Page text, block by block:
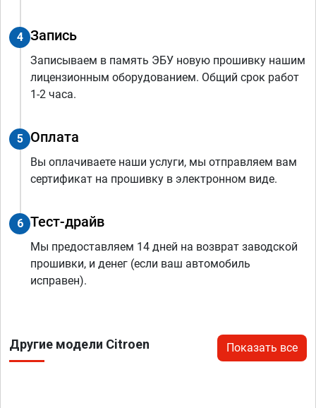
4 Запись
Записываем в память ЭБУ новую прошивку нашим
лицензионным оборудованием. Общий срок работ
1-2 часа.
5 Оплата
Вы оплачиваете наши услуги, мы отправляем вам
сертификат на прошивку в электронном виде.
6 Тест-драйв
Мы предоставляем 14 дней на возврат заводской
прошивки, и денег (если ваш автомобиль
исправен).
Другие модели Citroen Показать все